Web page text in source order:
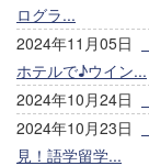
ログラ...
2024年11月05日
ホテルで♪ウイン...
2024年10月24日
2024年10月23日
見！語学留学...